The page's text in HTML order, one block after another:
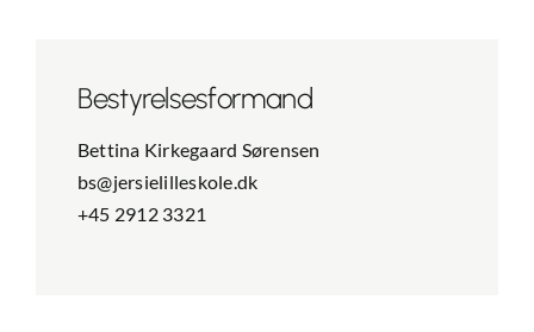
Bestyrelses­formand
Bettina Kirkegaard Sørensen
bs@jersielilleskole.dk
+45 2912 3321